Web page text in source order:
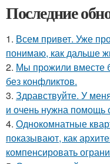
Последние
1. Всем привет. Уже
понимаю, как дальше
2. Мы прожили вместе
без конфликтов.
3. Здравствуйте. У
и очень нужна помощь
4. Однокомнатные
показывают, как
компенсировать